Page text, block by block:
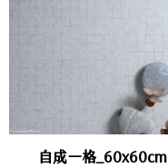
自成一格_60x60cm